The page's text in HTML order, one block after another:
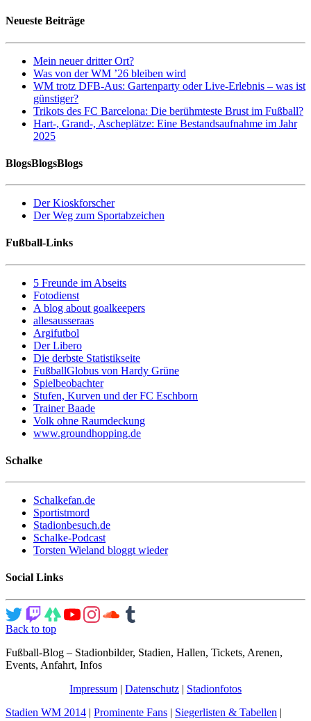
Neueste Beiträge
Mein neuer dritter Ort?
Was von der WM ’26 bleiben wird
WM trotz DFB-Aus: Gartenparty oder Live-Erlebnis – was ist
günstiger?
Trikots des FC Barcelona: Die berühmteste Brust im Fußball?
Hart-, Grand-, Ascheplätze: Eine Bestandsaufnahme im Jahr
2025
BlogsBlogsBlogs
Der Kioskforscher
Der Weg zum Sportabzeichen
Fußball-Links
5 Freunde im Abseits
Fotodienst
A blog about goalkeepers
allesausseraas
Argifutbol
Der Libero
Die derbste Statistikseite
FußballGlobus von Hardy Grüne
Spielbeobachter
Stufen, Kurven und der FC Eschborn
Trainer Baade
Volk ohne Raumdeckung
www.groundhopping.de
Schalke
Schalkefan.de
Sportistmord
Stadionbesuch.de
Schalke-Podcast
Torsten Wieland bloggt wieder
Social Links
Back to top
Fußball-Blog – Stadionbilder, Stadien, Hallen, Tickets, Arenen,
Events, Anfahrt, Infos
Impressum | Datenschutz | Stadionfotos
Stadien WM 2014 | Prominente Fans | Siegerlisten & Tabellen |